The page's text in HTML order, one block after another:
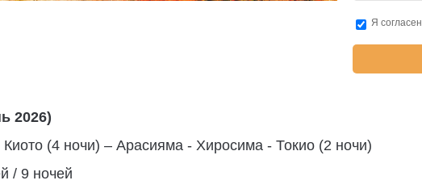
Я
2026)
(4 ночи) – Арасияма - Хиросима - Токио (2 ночи)
/ 9 ночей